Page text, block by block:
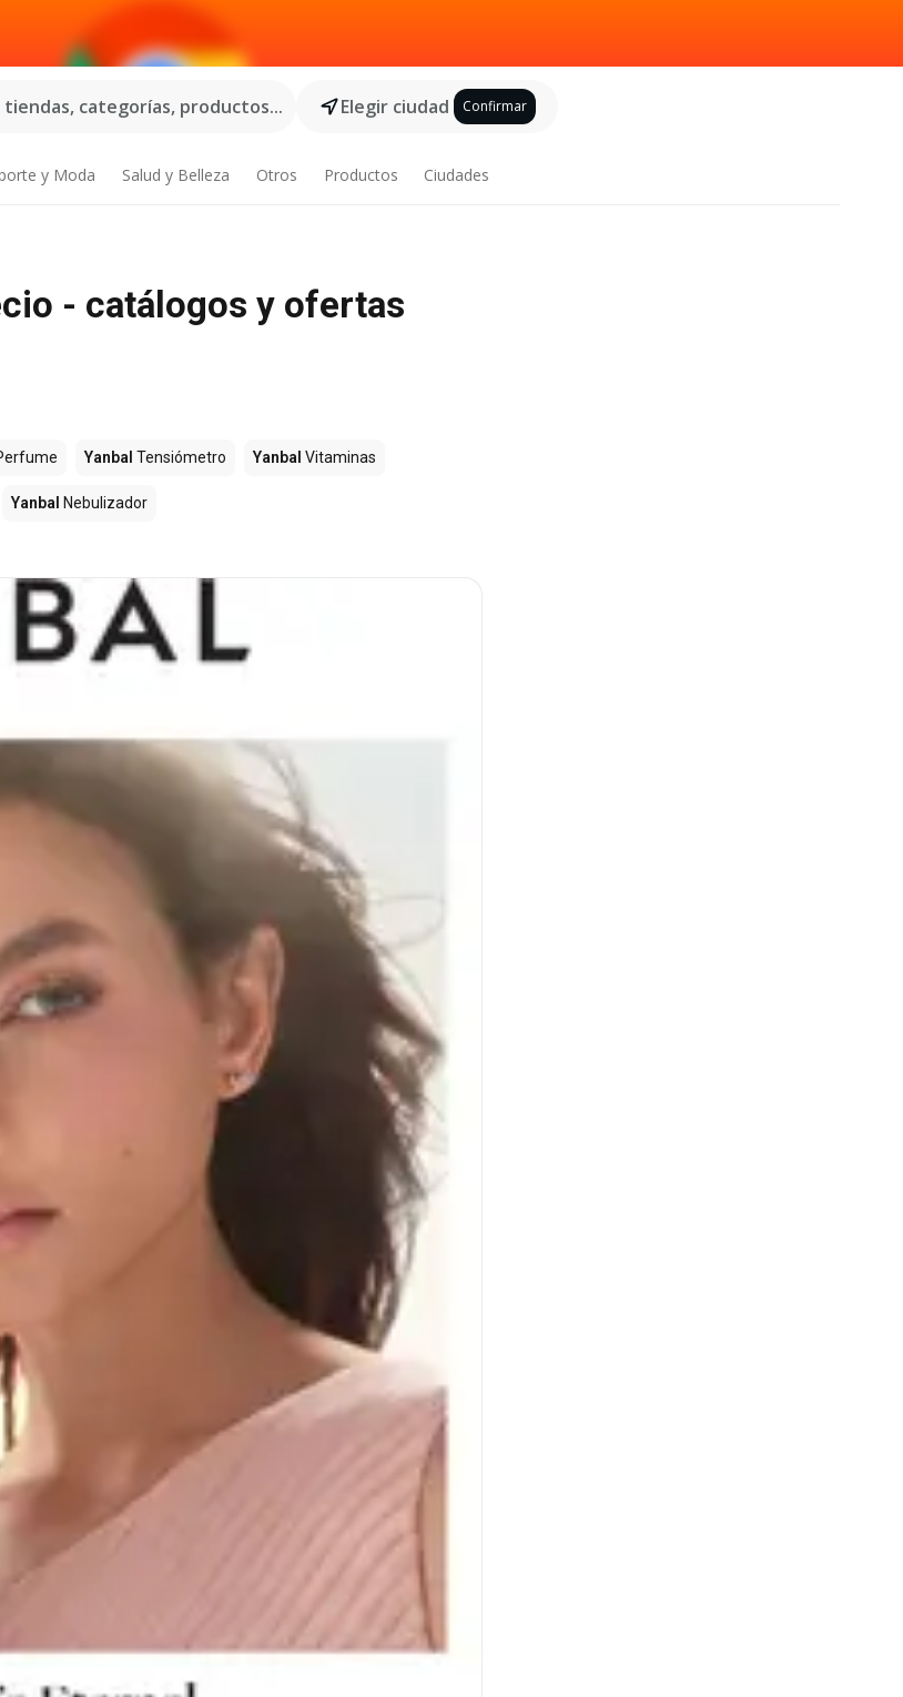
tiendas, categorías, productos...
Elegir ciudad Confirmar
y Moda Salud y Belleza Otros Productos Ciudades
- catálogos y ofertas
Yanbal Tensiómetro Yanbal Vitaminas
Yanbal Nebulizador